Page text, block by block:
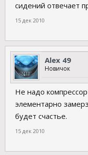
сидений отвечает
15 дек 2010
Alex 49
Новичок
Не надо
элементарно
будет счастье.
15 дек 2010